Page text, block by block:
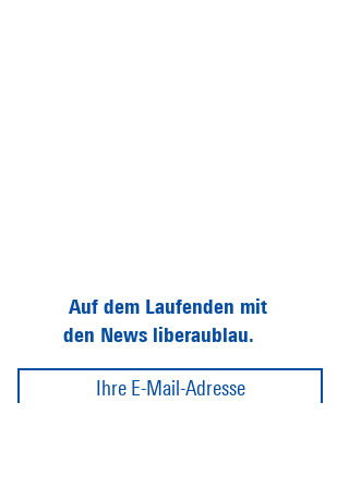
Auf dem Laufenden mit
den News liberaublau.